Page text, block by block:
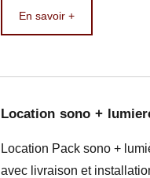
En savoir +
Location sono +
Location Pack sono +
avec livraison et